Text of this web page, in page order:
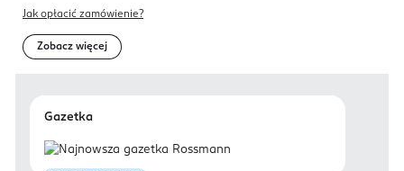
Jak opłacić zamówienie?
Zobacz więcej
Gazetka